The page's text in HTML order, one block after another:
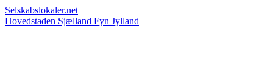
Selskabslokaler.net
Hovedstaden Sjælland Fyn Jylland